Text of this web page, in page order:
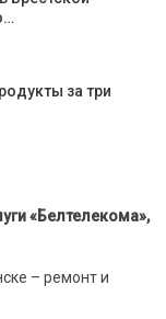
за три
«Белтелекома»,
– ремонт и